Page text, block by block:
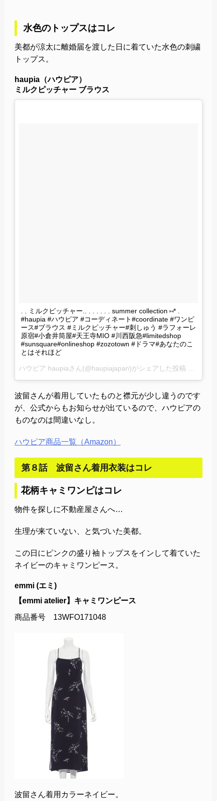
水色のトップスはコレ
美都が涼太に離婚届を渡した日に着ていた水色の刺繍
トップス。
haupia（ハウピア）
ミルクピッチャー ブラウス
. . ミルクピッチャー.. . . . . . . summer collection ⑅* .
#haupia #ハウピア #コーディネート#coordinate #ワンピ
ース#ブラウス #ミルクピッチャー#刺しゅう #ラフォーレ
原宿#小倉井筒屋#天王寺MIO #川西阪急#limitedshop
#sunsquare#onlineshop #zozotown #ドラマ#あなたのこ
とはそれほど
波留さんが着用していたものと襟元が少し違うのです
が、公式からもお知らせが出ているので、ハウピアの
ものなのは間違いなし。
ハウピア商品一覧（Amazon）
第８話 波留さん着用衣装はコレ
花柄キャミワンピはコレ
物件を探しに不動産屋さんへ…
生理が来ていない、と気づいた美都。
この日にピンクの盛り袖トップスをインして着ていた
ネイビーのキャミワンピース。
emmi (エミ)
【emmi atelier】キャミワンピース
商品番号 13WFO171048
波留さん着用カラーネイビー。